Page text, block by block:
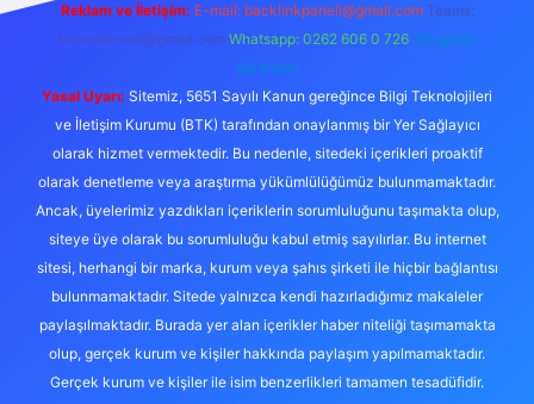
Reklam ve İletişim: E-mail: backlinkpaneli@gmail.com Teams:
forumhizmeti@gmail.com Whatsapp: 0262 606 0 726 Telegram:
@karabul
Yasal Uyarı: Sitemiz, 5651 Sayılı Kanun gereğince Bilgi Teknolojileri
ve İletişim Kurumu (BTK) tarafından onaylanmış bir Yer Sağlayıcı
olarak hizmet vermektedir. Bu nedenle, sitedeki içerikleri proaktif
olarak denetleme veya araştırma yükümlülüğümüz bulunmamaktadır.
Ancak, üyelerimiz yazdıkları içeriklerin sorumluluğunu taşımakta olup,
siteye üye olarak bu sorumluluğu kabul etmiş sayılırlar. Bu internet
sitesi, herhangi bir marka, kurum veya şahıs şirketi ile hiçbir bağlantısı
bulunmamaktadır. Sitede yalnızca kendi hazırladığımız makaleler
paylaşılmaktadır. Burada yer alan içerikler haber niteliği taşımamakta
olup, gerçek kurum ve kişiler hakkında paylaşım yapılmamaktadır.
Gerçek kurum ve kişiler ile isim benzerlikleri tamamen tesadüfidir.